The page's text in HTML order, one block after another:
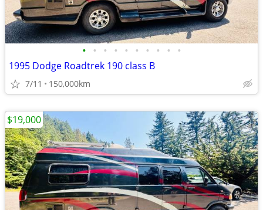
• • • • • • • • • •
1995 Dodge Roadtrek 190 class B
7/11 150,000km
$19,000